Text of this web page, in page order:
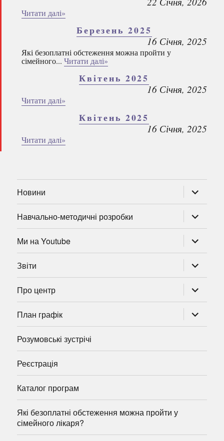
Читати далі»
Березень 2025
16 Січня, 2025
Які безоплатні обстеження можна пройти у
сімейного... Читати далі»
Квітень 2025
16 Січня, 2025
Читати далі»
Квітень 2025
16 Січня, 2025
Читати далі»
Новини
підменю
Навчально-методичні розробки
підменю
Ми на Youtube
підменю
Звіти
підменю
Про центр
підменю
План графік
підменю
Розумовські зустрічі
Реєстрація
Каталог програм
Які безоплатні обстеження можна пройти у
сімейного лікаря?